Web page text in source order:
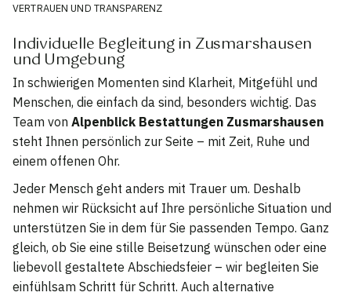
VERTRAUEN UND TRANSPARENZ
Individuelle Begleitung in Zusmarshausen
und Umgebung
In schwierigen Momenten sind Klarheit, Mitgefühl und
Menschen, die einfach da sind, besonders wichtig. Das
Team von Alpenblick Bestattungen Zusmarshausen
steht Ihnen persönlich zur Seite – mit Zeit, Ruhe und
einem offenen Ohr.
Jeder Mensch geht anders mit Trauer um. Deshalb
nehmen wir Rücksicht auf Ihre persönliche Situation und
unterstützen Sie in dem für Sie passenden Tempo. Ganz
gleich, ob Sie eine stille Beisetzung wünschen oder eine
liebevoll gestaltete Abschiedsfeier – wir begleiten Sie
einfühlsam Schritt für Schritt. Auch alternative